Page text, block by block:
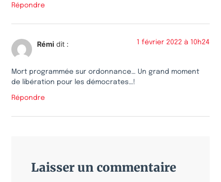
Répondre
Rémi dit : 1 février 2022 à 10h24
Mort programmée sur ordonnance… Un grand moment
de libération pour les démocrates…!
Répondre
Laisser un commentaire